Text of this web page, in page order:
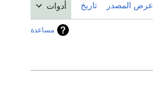
عرض المصدر تاريخ أدوات
مساعدة